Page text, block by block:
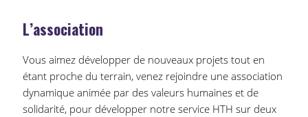
L’association
Vous aimez développer de nouveaux projets tout en
étant proche du terrain, venez rejoindre une association
dynamique animée par des valeurs humaines et de
solidarité, pour développer notre service HTH sur deux